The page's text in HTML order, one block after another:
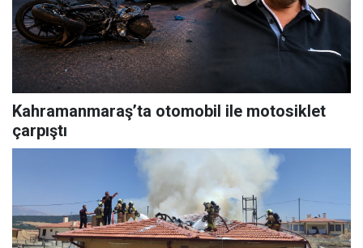
Kahramanmaraş’ta otomobil ile motosiklet
çarpıştı